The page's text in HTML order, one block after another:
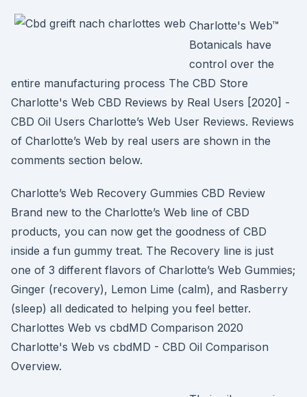
Charlotte's Web™
Botanicals have
control over the
entire manufacturing process The CBD Store
Charlotte's Web CBD Reviews by Real Users [2020] -
CBD Oil Users Charlotte’s Web User Reviews. Reviews
of Charlotte’s Web by real users are shown in the
comments section below.
Charlotte’s Web Recovery Gummies CBD Review
Brand new to the Charlotte’s Web line of CBD
products, you can now get the goodness of CBD
inside a fun gummy treat. The Recovery line is just
one of 3 different flavors of Charlotte’s Web Gummies;
Ginger (recovery), Lemon Lime (calm), and Rasberry
(sleep) all dedicated to helping you feel better.
Charlottes Web vs cbdMD Comparison 2020
Charlotte's Web vs cbdMD - CBD Oil Comparison
Overview.